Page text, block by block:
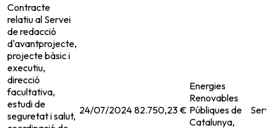
Contracte
relatiu al Servei
de redacció
d'avantprojecte,
projecte bàsic i
executiu,
direcció
facultativa,
estudi de
seguretat i salut, 24/07/2024 82.750,23 €
Energies
Renovables
Públiques de
Catalunya,